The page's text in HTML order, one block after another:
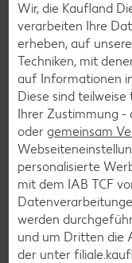
Bioland frische
3,8 % Fett
je 1-l-Packg.
nur
1.59
Wir, die Kaufland
verarbeiten Ihre
erheben, auf
Techniken, mit
auf Informationen
Diese sind
Ihrer Zustimmung -
oder gemeinsam
personalisierte
mit dem IAB TCF
werden
und um Dritten die
der unter